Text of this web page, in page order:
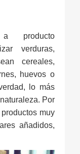
producto
verduras,
cereales,
huevos o
lo más
Por
muy
añadidos,